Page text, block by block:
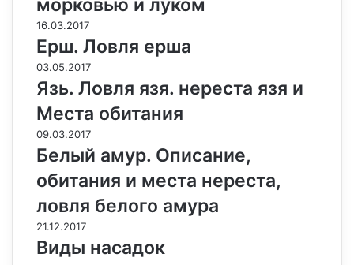
морковью и луком
16.03.2017
Ерш. Ловля ерша
03.05.2017
Язь. Ловля язя. нереста язя и
Места обитания
09.03.2017
Белый амур. Описание,
обитания и места нереста,
ловля белого амура
21.12.2017
Виды насадок